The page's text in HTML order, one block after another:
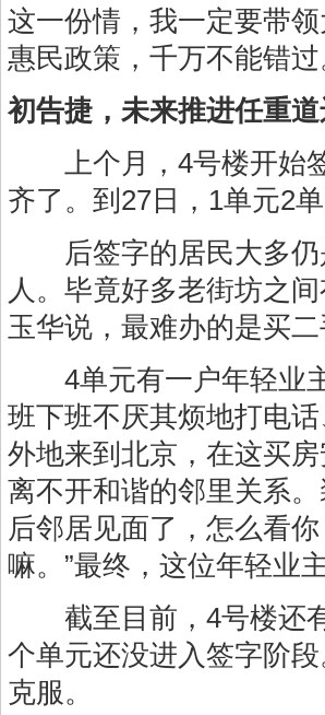
这一份情，我一定要带
惠民政策，千万不能错
初告捷，未来推进任重
上个月，4号楼开始签
齐了。到27日，1单元2
后签字的居民大多仍
人。毕竟好多老街坊之
玉华说，最难办的是买
4单元有一户年轻业主
班下班不厌其烦地打电
外地来到北京，在这买
离不开和谐的邻里关系
后邻居见面了，怎么看
嘛。”最终，这位年轻业
截至目前，4号楼还有
个单元还没进入签字阶
克服。